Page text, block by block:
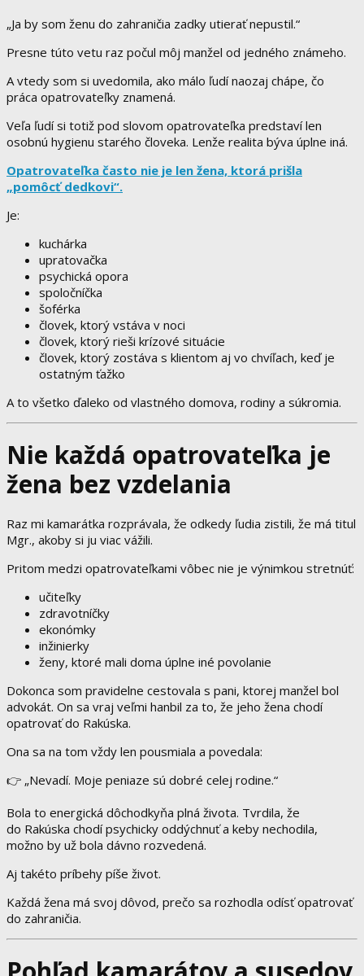
„Ja by som ženu do zahraničia zadky utierať nepustil.“
Presne túto vetu raz počul môj manžel od jedného známeho.
A vtedy som si uvedomila, ako málo ľudí naozaj chápe, čo
práca opatrovateľky znamená.
Veľa ľudí si totiž pod slovom opatrovateľka predstaví len
osobnú hygienu starého človeka. Lenže realita býva úplne iná.
Opatrovateľka často nie je len žena, ktorá prišla
„pomôcť dedkovi“.
Je:
kuchárka
upratovačka
psychická opora
spoločníčka
šoférka
človek, ktorý vstáva v noci
človek, ktorý rieši krízové situácie
človek, ktorý zostáva s klientom aj vo chvíľach, keď je
ostatným ťažko
A to všetko ďaleko od vlastného domova, rodiny a súkromia.
Nie každá opatrovateľka je
žena bez vzdelania
Raz mi kamarátka rozprávala, že odkedy ľudia zistili, že má titul
Mgr., akoby si ju viac vážili.
Pritom medzi opatrovateľkami vôbec nie je výnimkou stretnúť:
učiteľky
zdravotníčky
ekonómky
inžinierky
ženy, ktoré mali doma úplne iné povolanie
Dokonca som pravidelne cestovala s pani, ktorej manžel bol
advokát. On sa vraj veľmi hanbil za to, že jeho žena chodí
opatrovať do Rakúska.
Ona sa na tom vždy len pousmiala a povedala:
👉 „Nevadí. Moje peniaze sú dobré celej rodine.“
Bola to energická dôchodkyňa plná života. Tvrdila, že
do Rakúska chodí psychicky oddýchnuť a keby nechodila,
možno by už bola dávno rozvedená.
Aj takéto príbehy píše život.
Každá žena má svoj dôvod, prečo sa rozhodla odísť opatrovať
do zahraničia.